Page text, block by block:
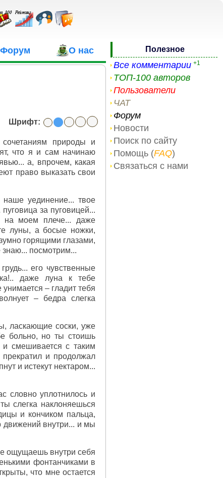
Форум О нас
Шрифт:
природы и
что я и сам начинаю
а, впрочем, какая
право выказать свои
уединение... твое
за пуговицей...
на моем плече... даже
луны, а босые ножки,
горящими глазами,
посмотрим...
его чувственные
даже луна к тебе
– гладит тебя
– бедра слегка
ласкающие соски, уже
больно, но ты стоишь
и смешивается с таким
и продолжал
и истекут нектаром...
словно уплотнилось и
слегка наклоняешься
и кончиком пальца,
движений внутри... и мы
ощущаешь внутри себя
фонтанчиками в
что мне остается
Полезное
Все комментарии +1
ТОП-100 авторов
Пользователи
ЧАТ
Форум
Новости
Поиск по сайту
Помощь (FAQ)
Связаться с нами